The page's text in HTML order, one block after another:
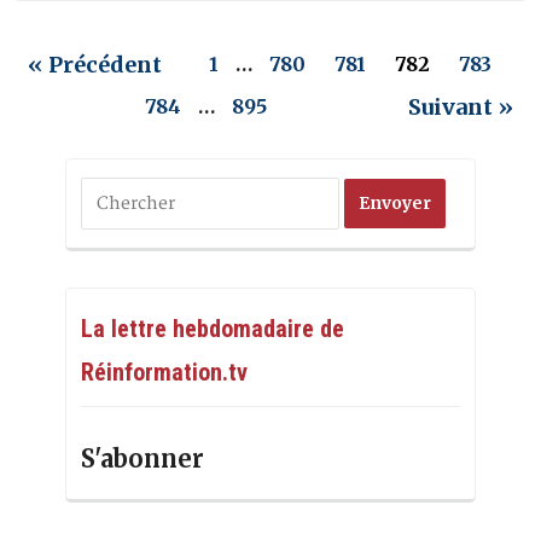
« Précédent 1 … 780 781 782
783
784
… 895 Suivant »
La lettre hebdomadaire de
Réinformation.tv
S'abonner